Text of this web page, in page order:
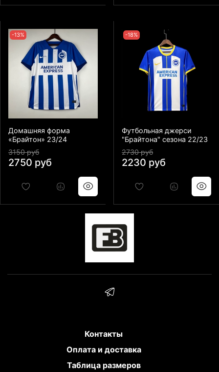
-13%
Домашняя форма
«Брайтон» 23/24
3150 руб
2750 руб
-18%
Футбольная джерси
"Брайтона" сезона 22/23
2730 руб
2230 руб
Контакты
Оплата и доставка
Таблица размеров